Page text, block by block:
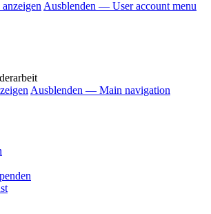
Ausblenden — User account menu
Ausblenden — Main navigation